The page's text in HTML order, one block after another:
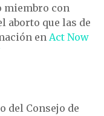
miembro con
aborto que las de
en Act Now
del Consejo de